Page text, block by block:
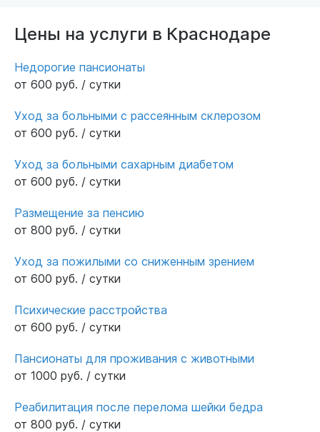
Цены на услуги в Краснодаре
Недорогие пансионаты
от 600 руб. / сутки
Уход за больными с рассеянным склерозом
от 600 руб. / сутки
Уход за больными сахарным диабетом
от 600 руб. / сутки
Размещение за пенсию
от 800 руб. / сутки
Уход за пожилыми со сниженным зрением
от 600 руб. / сутки
Психические расстройства
от 600 руб. / сутки
Пансионаты для проживания с животными
от 1000 руб. / сутки
Реабилитация после перелома шейки бедра
от 800 руб. / сутки